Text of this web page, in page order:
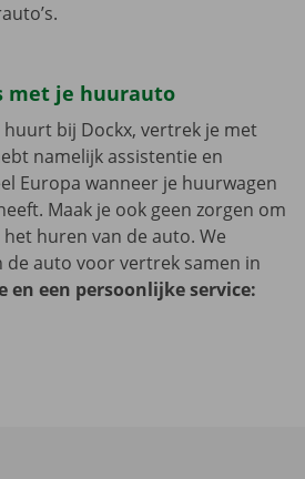
met je huurauto
bij Dockx, vertrek je met
namelijk assistentie en
Europa wanneer je huurwagen
Maak je ook geen zorgen om
huren van de auto. We
de auto voor vertrek samen in
en een persoonlijke service: